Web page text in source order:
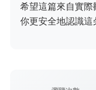
希望這篇來自實
你更安全地認識這